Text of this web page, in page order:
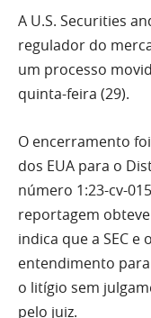
A U.S. Securities
regulador do
um processo
quinta-feira (29).
O encerramento
dos EUA para o
número 1:23-cv-
reportagem
indica que a SEC e
entendimento
o litígio sem
pelo juiz.